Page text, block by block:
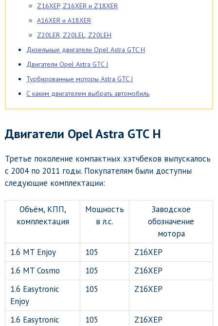
Z16XEP, Z16XER и Z18XER
A16XER и A18XER
Z20LER, Z20LEL, Z20LEH
Дизельные двигатели Opel Astra GTC H
Двигатели Opel Astra GTC J
Турбированные моторы Astra GTC J
С каким двигателем выбрать автомобиль
Двигатели Opel Astra GTC H
Третье поколение компактных хэтчбеков выпускалось
с 2004 по 2011 годы. Покупателям были доступны
следующие комплектации:
Объём, КПП,
комплектация
Мощность
в л.с.
Заводское
обозначение
мотора
1.6 MT Enjoy
105
Z16XEP
1.6 MT Cosmo
105
Z16XEP
1.6 Easytronic
Enjoy
105 Z16XEP
1.6 Easytronic
105 Z16XEP